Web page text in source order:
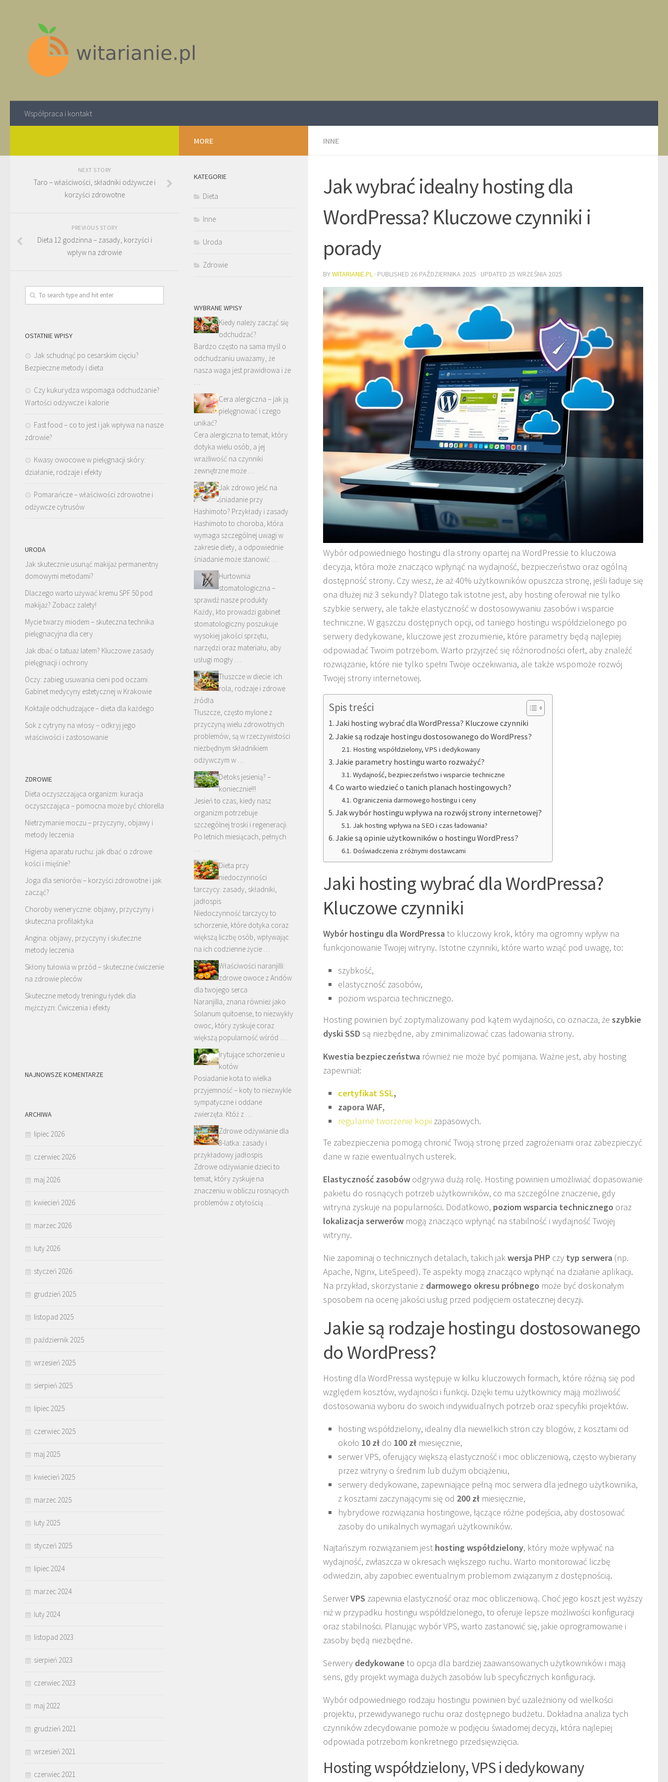
Współpraca i kontakt
INNE
Jak wybrać idealny hosting dla
WordPressa? Kluczowe czynniki i
porady
BYWITARIANIE.PL · PUBLISHED 26 PAŹDZIERNIKA 2025 · UPDATED 25 WRZEŚNIA 2025
Wybór odpowiedniego hostingu dla strony opartej na WordPressie to kluczowa
decyzja, która może znacząco wpłynąć na wydajność, bezpieczeństwo oraz ogólną
dostępność strony. Czy wiesz, że aż 40% użytkowników opuszcza stronę, jeśli ładuje się
ona dłużej niż 3 sekundy? Dlatego tak istotne jest, aby hosting oferował nie tylko
szybkie serwery, ale także elastyczność w dostosowywaniu zasobów i wsparcie
techniczne. W gąszczu dostępnych opcji, od taniego hostingu współdzielonego po
serwery dedykowane, kluczowe jest zrozumienie, które parametry będą najlepiej
odpowiadać Twoim potrzebom. Warto przyjrzeć się różnorodności ofert, aby znaleźć
rozwiązanie, które nie tylko spełni Twoje oczekiwania, ale także wspomoże rozwój
Twojej strony internetowej.
Spis treści
Jaki hosting wybrać dla WordPressa? Kluczowe czynniki
Jakie są rodzaje hostingu dostosowanego do WordPress?
Hosting współdzielony, VPS i dedykowany
Jakie parametry hostingu warto rozważyć?
Wydajność, bezpieczeństwo i wsparcie techniczne
Co warto wiedzieć o tanich planach hostingowych?
Ograniczenia darmowego hostingu i ceny
Jak wybór hostingu wpływa na rozwój strony internetowej?
Jak hosting wpływa na SEO i czas ładowania?
Jakie są opinie użytkowników o hostingu WordPress?
Doświadczenia z różnymi dostawcami
Jaki hosting wybrać dla WordPressa?
Kluczowe czynniki
Wybór hostingu dla WordPressa to kluczowy krok, który ma ogromny wpływ na
funkcjonowanie Twojej witryny. Istotne czynniki, które warto wziąć pod uwagę, to:
szybkość,
elastyczność zasobów,
poziom wsparcia technicznego.
Hosting powinien być zoptymalizowany pod kątem wydajności, co oznacza, że szybkie
dyski SSD są niezbędne, aby zminimalizować czas ładowania strony.
Kwestia bezpieczeństwa również nie może być pomijana. Ważne jest, aby hosting
zapewniał:
certyfikat SSL,
zapora WAF,
regularne tworzenie kopii zapasowych.
Te zabezpieczenia pomogą chronić Twoją stronę przed zagrożeniami oraz zabezpieczyć
dane w razie ewentualnych usterek.
Elastyczność zasobów odgrywa dużą rolę. Hosting powinien umożliwiać dopasowanie
pakietu do rosnących potrzeb użytkowników, co ma szczególne znaczenie, gdy
witryna zyskuje na popularności. Dodatkowo, poziom wsparcia technicznego oraz
lokalizacja serwerów mogą znacząco wpłynąć na stabilność i wydajność Twojej
witryny.
Nie zapominaj o technicznych detalach, takich jakwersja PHP czy typ serwera (np.
Apache, Nginx, LiteSpeed). Te aspekty mogą znacząco wpłynąć na działanie aplikacji.
Na przykład, skorzystanie z darmowego okresu próbnego może być doskonałym
sposobem na ocenę jakości usług przed podjęciem ostatecznej decyzji.
Jakie są rodzaje hostingu dostosowanego
do WordPress?
Hosting dla WordPressa występuje w kilku kluczowych formach, które różnią się pod
względem kosztów, wydajności i funkcji. Dzięki temu użytkownicy mają możliwość
dostosowania wyboru do swoich indywidualnych potrzeb oraz specyfiki projektów.
hosting współdzielony, idealny dla niewielkich stron czy blogów, z kosztami od
około 10 zł do 100 zł miesięcznie,
serwer VPS, oferujący większą elastyczność i moc obliczeniową, często wybierany
przez witryny o średnim lub dużym obciążeniu,
serwery dedykowane, zapewniające pełną moc serwera dla jednego użytkownika,
z kosztami zaczynającymi się od 200 zł miesięcznie,
hybrydowe rozwiązania hostingowe, łączące różne podejścia, aby dostosować
zasoby do unikalnych wymagań użytkowników.
Najtańszym rozwiązaniem jest hosting współdzielony, który może wpływać na
wydajność, zwłaszcza w okresach większego ruchu. Warto monitorować liczbę
odwiedzin, aby zapobiec ewentualnym problemom związanym z dostępnością.
SerwerVPS zapewnia elastyczność oraz moc obliczeniową. Choć jego koszt jest wyższy
niż w przypadku hostingu współdzielonego, to oferuje lepsze możliwości konfiguracji
oraz stabilności. Planując wybór VPS, warto zastanowić się, jakie oprogramowanie i
zasoby będą niezbędne.
Serwery dedykowane to opcja dla bardziej zaawansowanych użytkowników i mają
sens, gdy projekt wymaga dużych zasobów lub specyficznych konfiguracji.
Wybór odpowiedniego rodzaju hostingu powinien być uzależniony od wielkości
projektu, przewidywanego ruchu oraz dostępnego budżetu. Dokładna analiza tych
czynników zdecydowanie pomoże w podjęciu świadomej decyzji, która najlepiej
odpowiada potrzebom konkretnego przedsięwzięcia.
Hosting współdzielony, VPS i dedykowany
NEXT STORY
Taro – właściwości, składniki odżywcze i
korzyści zdrowotne
PREVIOUS STORY
Dieta 12 godzinna – zasady, korzyści i
wpływ na zdrowie
OSTATNIE WPISY
Jak schudnąć po cesarskim cięciu?
Bezpieczne metody i dieta
Czy kukurydza wspomaga odchudzanie?
Wartości odżywcze i kalorie
Fast food – co to jest i jak wpływa na nasze
zdrowie?
Kwasy owocowe w pielęgnacji skóry:
działanie, rodzaje i efekty
Pomarańcze – właściwości zdrowotne i
odżywcze cytrusów
URODA
Jak skutecznie usunąć makijaż permanentny
domowymi metodami?
Dlaczego warto używać kremu SPF 50 pod
makijaż? Zobacz zalety!
Mycie twarzy miodem – skuteczna technika
pielęgnacyjna dla cery
Jak dbać o tatuaż latem? Kluczowe zasady
pielęgnacji i ochrony
Oczy: zabieg usuwania cieni pod oczami.
Gabinet medycyny estetycznej w Krakowie
Koktajle odchudzające – dieta dla każdego
Sok z cytryny na włosy – odkryj jego
właściwości i zastosowanie
ZDROWIE
Dieta oczyszczająca organizm: kuracja
oczyszczająca – pomocna może być chlorella
Nietrzymanie moczu – przyczyny, objawy i
metody leczenia
Higiena aparatu ruchu: jak dbać o zdrowe
kości i mięśnie?
Joga dla seniorów – korzyści zdrowotne i jak
zacząć?
Choroby weneryczne: objawy, przyczyny i
skuteczna profilaktyka
Angina: objawy, przyczyny i skuteczne
metody leczenia
Skłony tułowia w przód – skuteczne ćwiczenie
na zdrowie pleców
Skuteczne metody treningu łydek dla
mężczyzn: Ćwiczenia i efekty
NAJNOWSZE KOMENTARZE
ARCHIWA
lipiec 2026
czerwiec 2026
maj 2026
kwiecień 2026
marzec 2026
luty 2026
styczeń 2026
grudzień 2025
listopad 2025
październik 2025
wrzesień 2025
sierpień 2025
lipiec 2025
czerwiec 2025
maj 2025
kwiecień 2025
marzec 2025
luty 2025
styczeń 2025
lipiec 2024
marzec 2024
luty 2024
listopad 2023
sierpień 2023
czerwiec 2023
maj 2022
grudzień 2021
wrzesień 2021
czerwiec 2021
MORE
KATEGORIE
Dieta
Inne
Uroda
Zdrowie
WYBRANE WPISY
Kiedy należy zacząć się
odchudzać?
Bardzo często na sama myśl o
odchudzaniu uważamy, że
nasza waga jest prawidłowa i że
…
Cera alergiczna – jak ją
pielęgnować i czego
unikać?
Cera alergiczna to temat, który
dotyka wielu osób, a jej
wrażliwość na czynniki
zewnętrzne może …
Jak zdrowo jeść na
śniadanie przy
Hashimoto? Przykłady i zasady
Hashimoto to choroba, która
wymaga szczególnej uwagi w
zakresie diety, a odpowiednie
śniadanie może stanowić …
Hurtownia
stomatologiczna –
sprawdź nasze produkty
Każdy, kto prowadzi gabinet
stomatologiczny poszukuje
wysokiej jakości sprzętu,
narzędzi oraz materiału, aby
usługi mogły …
Tłuszcze w diecie: ich
rola, rodzaje i zdrowe
źródła
Tłuszcze, często mylone z
przyczyną wielu zdrowotnych
problemów, są w rzeczywistości
niezbędnym składnikiem
odżywczym w …
Detoks jesienią? –
koniecznie!!!
Jesień to czas, kiedy nasz
organizm potrzebuje
szczególnej troski i regeneracji.
Po letnich miesiącach, pełnych
…
Dieta przy
niedoczynności
tarczycy: zasady, składniki,
jadłospis
Niedoczynność tarczycy to
schorzenie, które dotyka coraz
większą liczbę osób, wpływając
na ich codzienne życie …
Właściwości naranjilli:
zdrowe owoce z Andów
dla twojego serca
Naranjilla, znana również jako
Solanum quitoense, to niezwykły
owoc, który zyskuje coraz
większą popularność wśród …
Irytujące schorzenie u
kotów
Posiadanie kota to wielka
przyjemność – koty to niezwykle
sympatyczne i oddane
zwierzęta. Któż z …
Zdrowe odżywianie dla
8-latka: zasady i
przykładowy jadłospis
Zdrowe odżywianie dzieci to
temat, który zyskuje na
znaczeniu w obliczu rosnących
problemów z otyłością …